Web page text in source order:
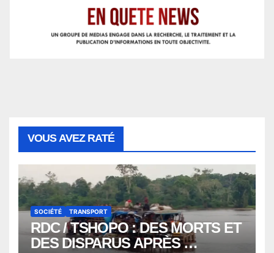
VOUS AVEZ RATÉ
SOCIÉTÉ TRANSPORT
RDC / TSHOPO : DES MORTS ET
DES DISPARUS APRÈS